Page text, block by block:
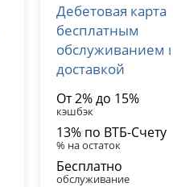
лицензия № 1000
Дебетовая карта
бесплатным
обслуживанием
доставкой
От 2% до 15%
кэшбэк
13% по ВТБ-Счету
% на остаток
Бесплатно
обслуживание